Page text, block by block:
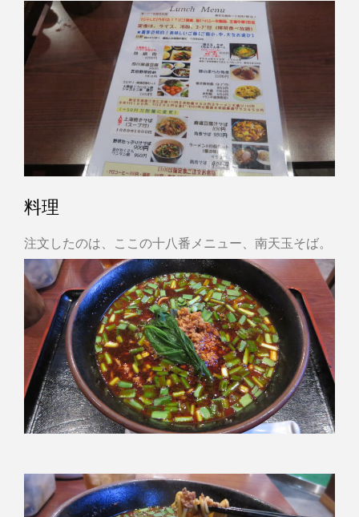
料理
注文したのは、ここの十八番メニュー、南天玉そば。